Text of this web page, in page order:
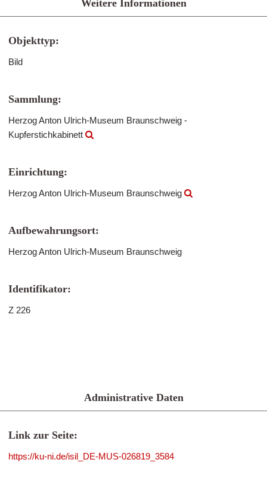
Weitere Informationen
Objekttyp:
Bild
Sammlung:
Herzog Anton Ulrich-Museum Braunschweig -
Kupferstichkabinett
Einrichtung:
Herzog Anton Ulrich-Museum Braunschweig
Aufbewahrungsort:
Herzog Anton Ulrich-Museum Braunschweig
Identifikator:
Z 226
Administrative Daten
Link zur Seite:
https://ku-ni.de/isil_DE-MUS-026819_3584